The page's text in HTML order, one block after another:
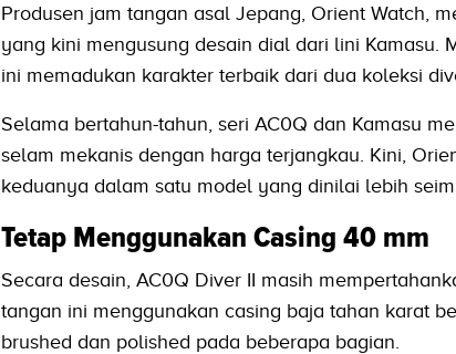
Produsen jam tangan asal Jepang, Orient Watch,
yang kini mengusung desain dial dari lini Kamasu.
ini memadukan karakter terbaik dari dua koleksi
Selama bertahun-tahun, seri AC0Q dan Kamasu
selam mekanis dengan harga terjangkau. Kini,
keduanya dalam satu model yang dinilai lebih
Tetap Menggunakan Casing 40 mm
Secara desain, AC0Q Diver II masih
tangan ini menggunakan casing baja tahan karat
brushed dan polished pada beberapa bagian.